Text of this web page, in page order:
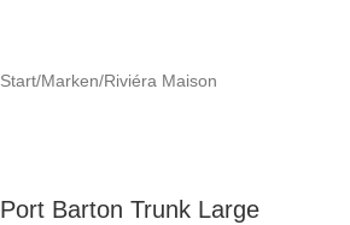
Start/Marken/Riviéra Maison
Port Barton Trunk Large